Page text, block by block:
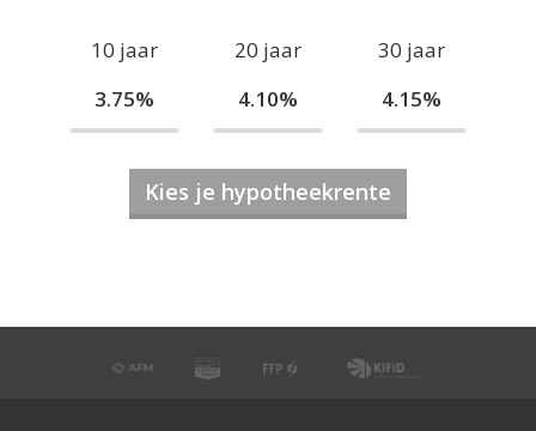
10 jaar
3.75%
20 jaar
4.10%
30 jaar
4.15%
Kies je hypotheekrente